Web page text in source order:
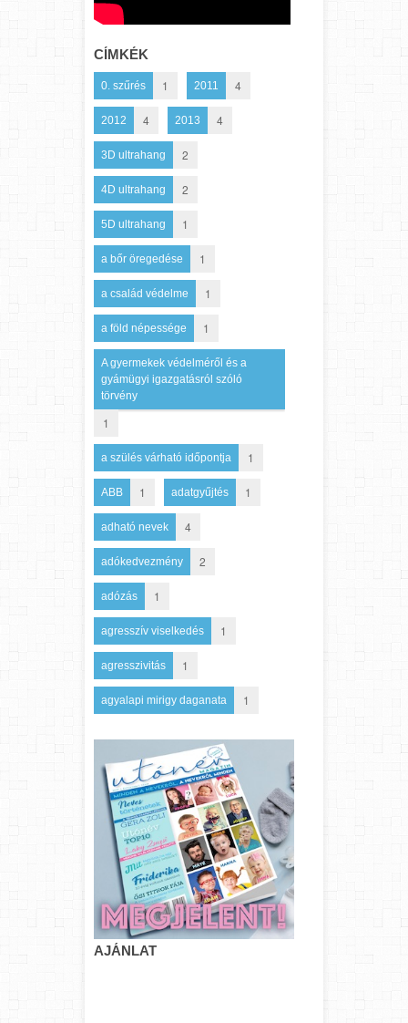
CÍMKÉK
0. szűrés 1 2011 4
2012 4 2013 4
3D ultrahang 2
4D ultrahang 2
5D ultrahang 1
a bőr öregedése 1
a család védelme 1
a föld népessége 1
A gyermekek védelméről és a
gyámügyi igazgatásról szóló
törvény
1
a szülés várható időpontja 1
ABB 1 adatgyűjtés 1
adható nevek 4
adókedvezmény 2
adózás 1
agresszív viselkedés 1
agresszivitás 1
agyalapi mirigy daganata 1
AJÁNLAT